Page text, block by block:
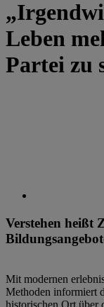
Leben
Partei zu
Verstehen heißt
Mit modernen
Methoden informiert
historischen Ort über